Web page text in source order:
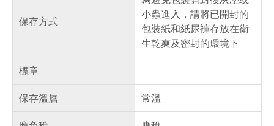
保存方式
小蟲進入，請將已開封的
包裝紙和紙尿褲存放在衛
生乾爽及密封的環境下
標章
保存溫層
常溫